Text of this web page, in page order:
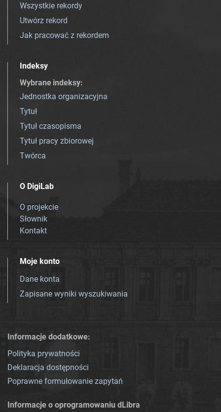
Wszystkie rekordy
Utwórz rekord
Jak pracować z rekordem
Indeksy
Wybrane indeksy:
Jednostka organizacyjna
Tytuł
Tytuł czasopisma
Tytuł pracy zbiorowej
Twórca
O DigiLab
O projekcie
Słownik
Kontakt
Moje konto
Dane konta
Zapisane wyniki wyszukiwania
Informacje dodatkowe:
Polityka prywatności
Deklaracja dostępności
Poprawne formułowanie zapytań
Informacje o oprogramowaniu dLibra